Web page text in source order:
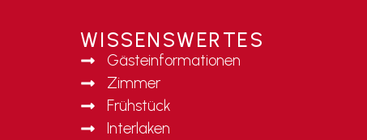
WISSENSWERTES
Gästeinformationen
Zimmer
Frühstück
Interlaken